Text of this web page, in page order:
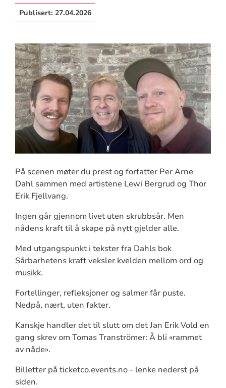
Publisert: 27.04.2026
På scenen møter du prest og forfatter Per Arne
Dahl sammen med artistene Lewi Bergrud og Thor
Erik Fjellvang.
Ingen går gjennom livet uten skrubbsår. Men
nådens kraft til å skape på nytt gjelder alle.
Med utgangspunkt i tekster fra Dahls bok
Sårbarhetens kraft veksler kvelden mellom ord og
musikk.
Fortellinger, refleksjoner og salmer får puste.
Nedpå, nært, uten fakter.
Kanskje handler det til slutt om det Jan Erik Vold en
gang skrev om Tomas Tranströmer: Å bli «rammet
av nåde».
Billetter på ticketco.events.no - lenke nederst på
siden.